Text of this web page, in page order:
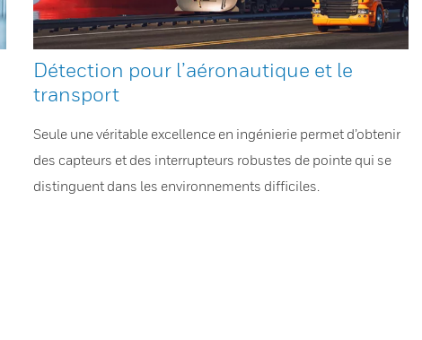
Détection pour l’aéronautique et le
transport
Seule une véritable excellence en ingénierie permet d’obtenir
des capteurs et des interrupteurs robustes de pointe qui se
distinguent dans les environnements difficiles.